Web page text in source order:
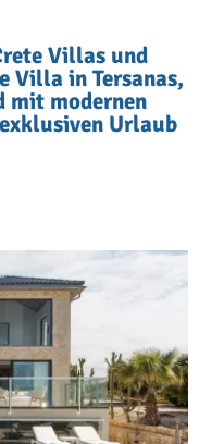
Villas und
Villa in Tersanas,
mit modernen
Urlaub